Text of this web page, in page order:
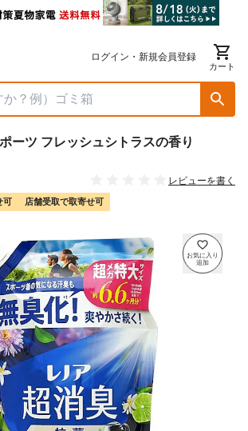
ログイン・新規会員登録
カート
ーツ フレッシュシトラスの香り
レビューを書く
可 店舗受取で取寄せ可